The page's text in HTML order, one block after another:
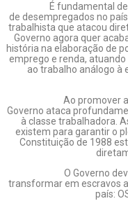
É fundamental
de desempregados no
trabalhista que atacou
Governo agora quer
história na elaboração de
emprego e renda,
ao trabalho análogo à
Ao promover
Governo ataca
à classe trabalhadora.
existem para garantir o
Constituição de 1988
O Governo
transformar em escravos
país: